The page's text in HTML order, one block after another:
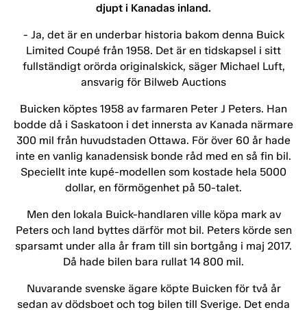
djupt i Kanadas inland.
- Ja, det är en underbar historia bakom denna Buick
Limited Coupé från 1958. Det är en tidskapsel i sitt
fullständigt orörda originalskick, säger Michael Luft,
ansvarig för Bilweb Auctions
Buicken köptes 1958 av farmaren Peter J Peters. Han
bodde då i Saskatoon i det innersta av Kanada närmare
300 mil från huvudstaden Ottawa. För över 60 år hade
inte en vanlig kanadensisk bonde råd med en så fin bil.
Speciellt inte kupé-modellen som kostade hela 5000
dollar, en förmögenhet på 50-talet.
Men den lokala Buick-handlaren ville köpa mark av
Peters och land byttes därför mot bil. Peters körde sen
sparsamt under alla år fram till sin bortgång i maj 2017.
Då hade bilen bara rullat 14 800 mil.
Nuvarande svenske ägare köpte Buicken för två år
sedan av dödsboet och tog bilen till Sverige. Det enda